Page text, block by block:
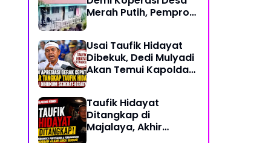
Merah Putih, Pemprov
dengan Proyek
Usai Taufik Hidayat
Dibekuk, Dedi Mulyadi
Akan Temui Kapolda
Juta
Taufik Hidayat
Ditangkap di
Majalaya, Akhir